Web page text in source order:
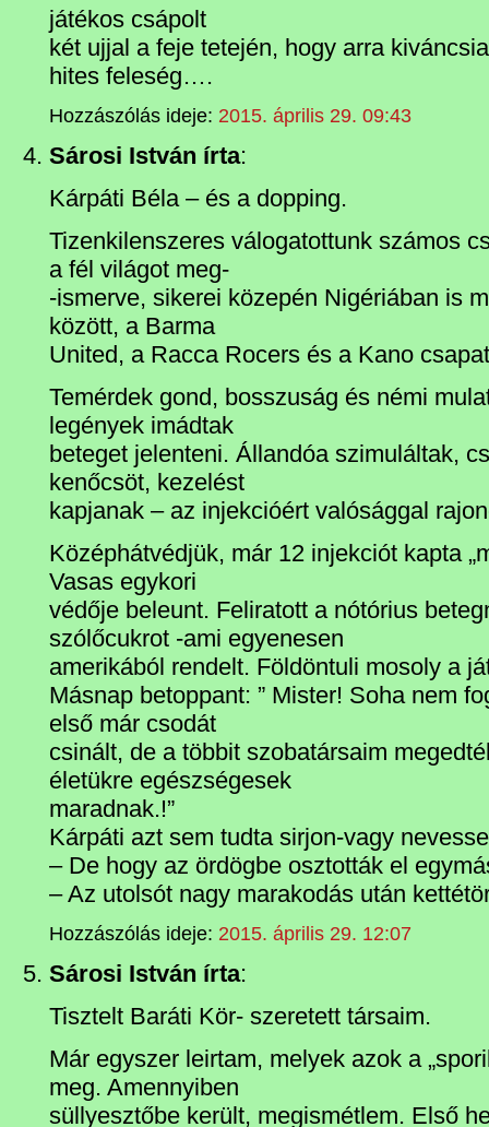
játékos csápolt
két ujjal a feje tetején, hogy arra
hites feleség….
Hozzászólás ideje: 2015. április 29. 09:43
Sárosi István írta:
Kárpáti Béla – és a dopping.
Tizenkilenszeres válogatottunk számos
a fél világot meg-
-ismerve, sikerei közepén Nigériában is
között, a Barma
United, a Racca Rocers és a Kano
Temérdek gond, bosszuság és némi
legények imádtak
beteget jelenteni. Állandóa szimuláltak,
kenőcsöt, kezelést
kapjanak – az injekcióért valósággal
Középhátvédjük, már 12 injekciót kapta
Vasas egykori
védője beleunt. Feliratott a nótórius
szólőcukrot -ami egyenesen
amerikából rendelt. Földöntuli mosoly a
Másnap betoppant: ” Mister! Soha nem
első már csodát
csinált, de a többit szobatársaim
életükre egészségesek
maradnak.!”
Kárpáti azt sem tudta sirjon-vagy
– De hogy az ördögbe osztották el
– Az utolsót nagy marakodás után
Hozzászólás ideje: 2015. április 29. 12:07
Sárosi István írta:
Tisztelt Baráti Kör- szeretett társaim.
Már egyszer leirtam, melyek azok a
meg. Amennyiben
süllyesztőbe került, megismétlem. Első